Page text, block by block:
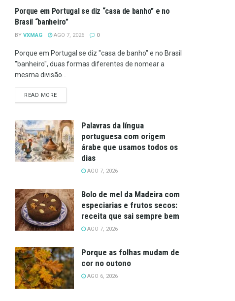
Porque em Portugal se diz “casa de banho” e no
Brasil “banheiro”
BY VXMAG AGO 7, 2026 0
Porque em Portugal se diz "casa de banho" e no Brasil
"banheiro", duas formas diferentes de nomear a
mesma divisão...
READ MOREDETAILS
Palavras da língua
portuguesa com origem
árabe que usamos todos os
dias
AGO 7, 2026
Bolo de mel da Madeira com
especiarias e frutos secos:
receita que sai sempre bem
AGO 7, 2026
Porque as folhas mudam de
cor no outono
AGO 6, 2026